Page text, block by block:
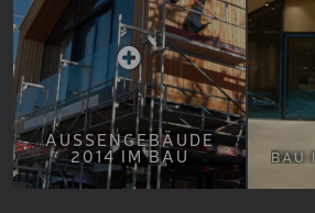
AUSSENGEBÄUDE 2
014 IM BAU BAU